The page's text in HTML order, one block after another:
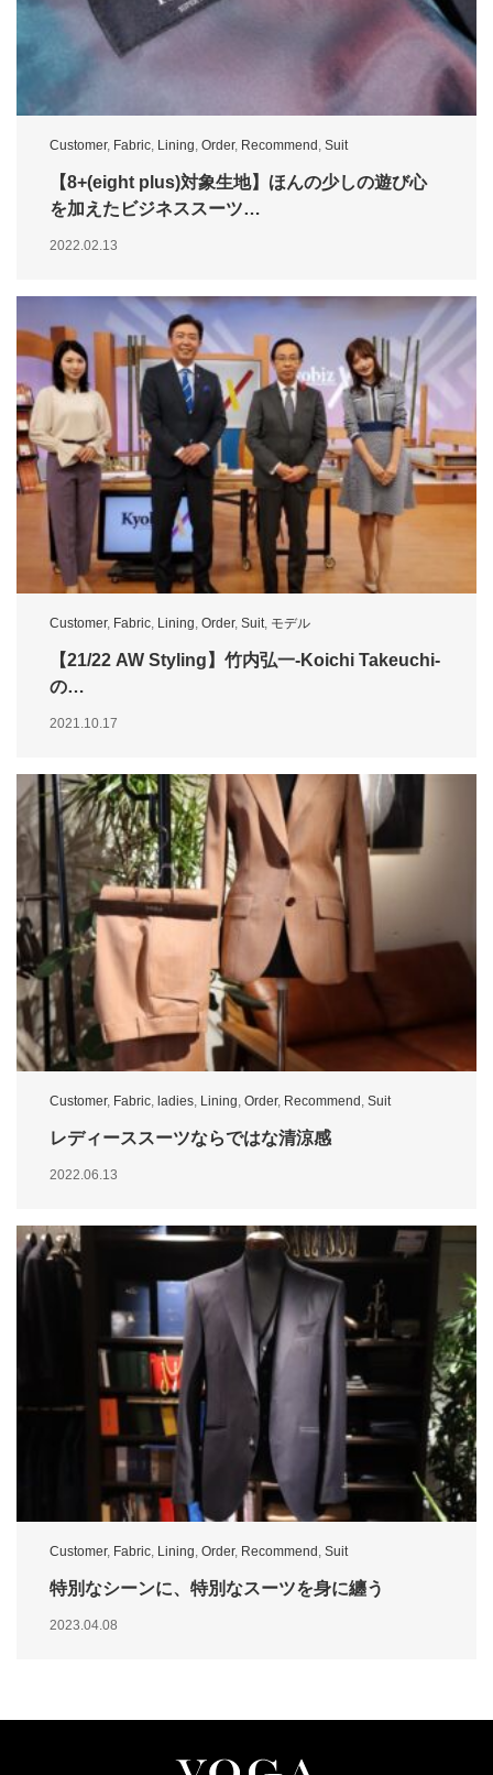
Customer, Fabric, Lining, Order, Recommend , Suit
【8+(eight plus)対象生地】ほんの少しの遊び心
を加えたビジネススーツ…
2022.02.13
Customer, Fabric, Lining, Order, Suit, モデル
【21/22 AW Styling】竹内弘一-Koichi Takeuchi-
の…
2021.10.17
Customer, Fabric ladies Lining Order, Recommend Suit
レディーススーツならではな清涼感
2022.06.13
Customer, Fabric, Lining, Order, Recommend , Suit
特別なシーンに、特別なスーツを身に纏う
2023.04.08